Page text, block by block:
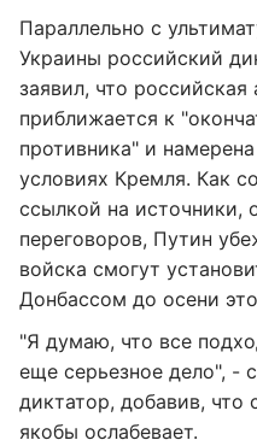
Параллельно с
Украины российский
заявил, что
приближается к
противника" и
условиях Кремля. Как
ссылкой на источники,
переговоров, Путин
войска смогут
Донбассом до осени
"Я думаю, что все
еще серьезное дело", -
диктатор, добавив, что
якобы ослабевает.